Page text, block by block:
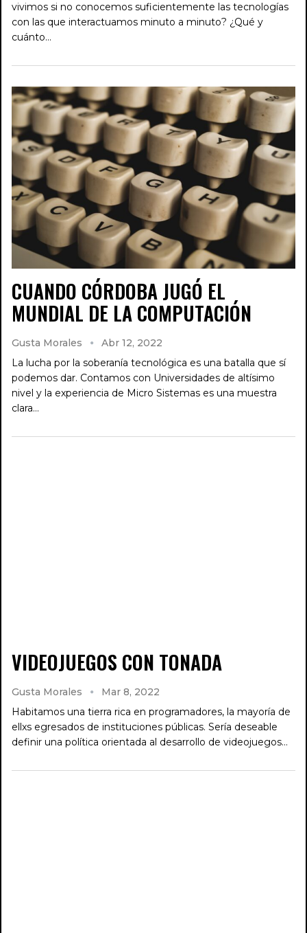
vivimos si no conocemos suficientemente las tecnologías
con las que interactuamos minuto a minuto? ¿Qué y
cuánto…
CUANDO CÓRDOBA JUGÓ EL
MUNDIAL DE LA COMPUTACIÓN
Gusta Morales
Abr 12, 2022
La lucha por la soberanía tecnológica es una batalla que sí
podemos dar. Contamos con Universidades de altísimo
nivel y la experiencia de Micro Sistemas es una muestra
clara…
VIDEOJUEGOS CON TONADA
Gusta Morales
Mar 8, 2022
Habitamos una tierra rica en programadores, la mayoría de
ellxs egresados de instituciones públicas. Sería deseable
definir una política orientada al desarrollo de videojuegos…